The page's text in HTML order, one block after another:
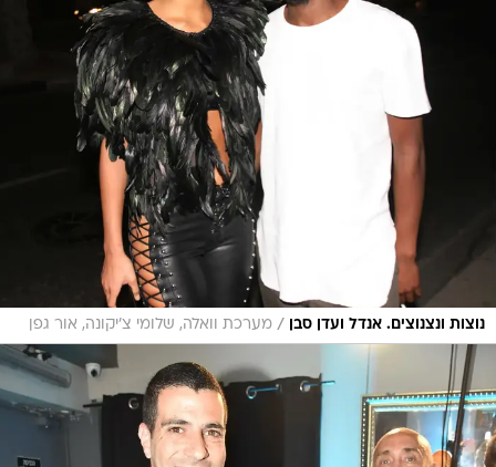
נוצות ונצנוצים. אנדל ועדן סבן / מערכת וואלה, שלומי צ'יקונה, אור גפן